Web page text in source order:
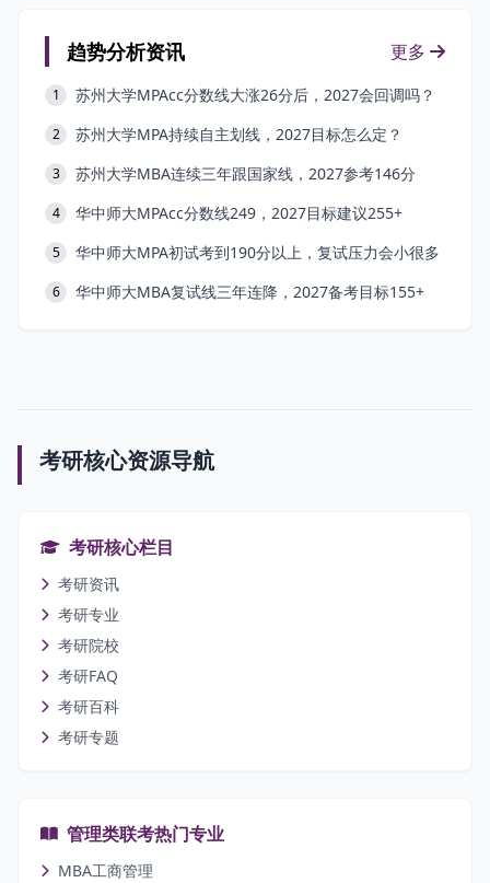
趋势分析资讯 更多
1 苏州大学MPAcc分数线大涨26分后，2027会回调吗？
2 苏州大学MPA持续自主划线，2027目标怎么定？
3 苏州大学MBA连续三年跟国家线，2027参考146分
4 华中师大MPAcc分数线249，2027目标建议255+
5 华中师大MPA初试考到190分以上，复试压力会小很多
6 华中师大MBA复试线三年连降，2027备考目标155+
考研核心资源导航
考研核心栏目
考研资讯
考研专业
考研院校
考研FAQ
考研百科
考研专题
管理类联考热门专业
MBA工商管理